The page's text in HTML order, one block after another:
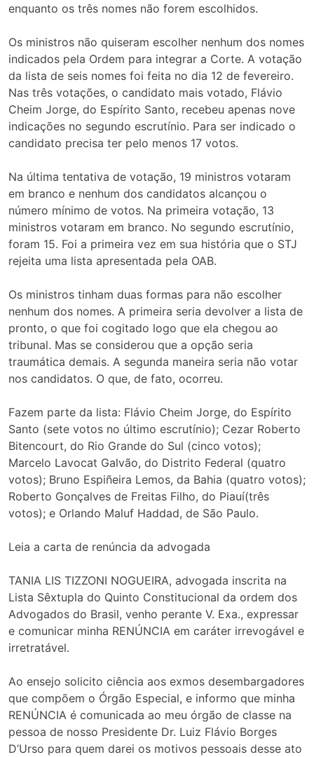
enquanto os três nomes não forem escolhidos.
Os ministros não quiseram escolher nenhum dos nomes
indicados pela Ordem para integrar a Corte. A votação
da lista de seis nomes foi feita no dia 12 de fevereiro.
Nas três votações, o candidato mais votado, Flávio
Cheim Jorge, do Espírito Santo, recebeu apenas nove
indicações no segundo escrutínio. Para ser indicado o
candidato precisa ter pelo menos 17 votos.
Na última tentativa de votação, 19 ministros votaram
em branco e nenhum dos candidatos alcançou o
número mínimo de votos. Na primeira votação, 13
ministros votaram em branco. No segundo escrutínio,
foram 15. Foi a primeira vez em sua história que o STJ
rejeita uma lista apresentada pela OAB.
Os ministros tinham duas formas para não escolher
nenhum dos nomes. A primeira seria devolver a lista de
pronto, o que foi cogitado logo que ela chegou ao
tribunal. Mas se considerou que a opção seria
traumática demais. A segunda maneira seria não votar
nos candidatos. O que, de fato, ocorreu.
Fazem parte da lista: Flávio Cheim Jorge, do Espírito
Santo (sete votos no último escrutínio); Cezar Roberto
Bitencourt, do Rio Grande do Sul (cinco votos);
Marcelo Lavocat Galvão, do Distrito Federal (quatro
votos); Bruno Espiñeira Lemos, da Bahia (quatro votos);
Roberto Gonçalves de Freitas Filho, do Piauí(três
votos); e Orlando Maluf Haddad, de São Paulo.
Leia a carta de renúncia da advogada
TANIA LIS TIZZONI NOGUEIRA, advogada inscrita na
Lista Sêxtupla do Quinto Constitucional da ordem dos
Advogados do Brasil, venho perante V. Exa., expressar
e comunicar minha RENÚNCIA em caráter irrevogável e
irretratável.
Ao ensejo solicito ciência aos exmos desembargadores
que compõem o Órgão Especial, e informo que minha
RENÚNCIA é comunicada ao meu órgão de classe na
pessoa de nosso Presidente Dr. Luiz Flávio Borges
D’Urso para quem darei os motivos pessoais desse ato